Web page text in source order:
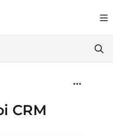
https://
exploring further.
CRM